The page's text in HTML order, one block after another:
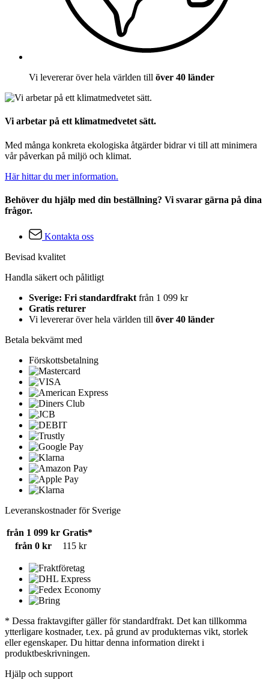
Vi levererar över hela världen till över 40 länder
Vi arbetar på ett klimatmedvetet sätt.
Med många konkreta ekologiska åtgärder bidrar vi till att minimera
vår påverkan på miljö och klimat.
Här hittar du mer information.
Behöver du hjälp med din beställning? Vi svarar gärna på dina
frågor.
Kontakta oss
Bevisad kvalitet
Handla säkert och pålitligt
Sverige: Fri standardfrakt från 1 099 kr
Gratis returer
Vi levererar över hela världen till över 40 länder
Betala bekvämt med
Förskottsbetalning
Leveranskostnader för Sverige
från 1 099 kr Gratis*
från 0 kr
115 kr
* Dessa fraktavgifter gäller för standardfrakt. Det kan tillkomma
ytterligare kostnader, t.ex. på grund av produkternas vikt, storlek
eller egenskaper. Du hittar denna information direkt i
produktbeskrivningen.
Hjälp och support